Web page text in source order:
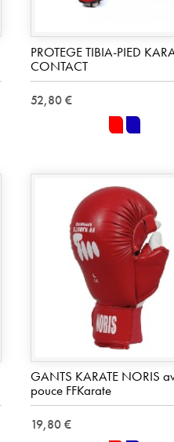
PROTEGE TIBIA-PIED
CONTACT
52,80 €
rougebleu
GANTS KARATE NORIS
pouce FFKarate
19,80 €